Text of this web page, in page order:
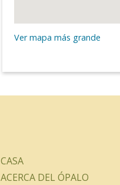
Ver mapa más grande
CASA
ACERCA DEL ÓPALO